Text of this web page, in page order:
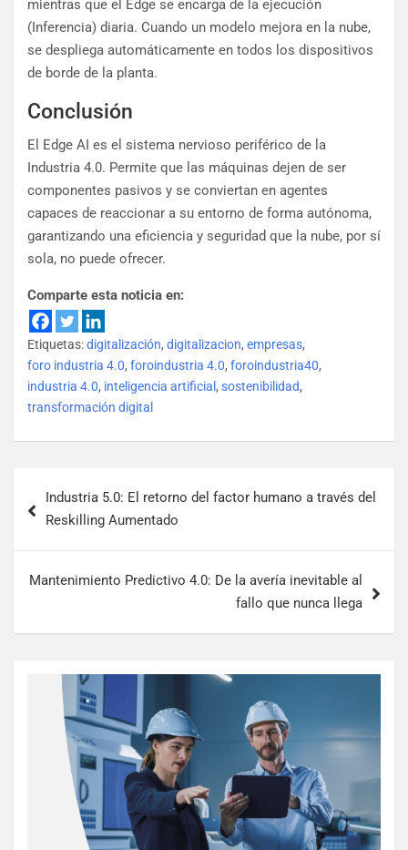
mientras que el Edge se encarga de la ejecución
(Inferencia) diaria. Cuando un modelo mejora en la nube,
se despliega automáticamente en todos los dispositivos
de borde de la planta.
Conclusión
El Edge AI es el sistema nervioso periférico de la
Industria 4.0. Permite que las máquinas dejen de ser
componentes pasivos y se conviertan en agentes
capaces de reaccionar a su entorno de forma autónoma,
garantizando una eficiencia y seguridad que la nube, por sí
sola, no puede ofrecer.
Comparte esta noticia en:
Etiquetas:digitalización, digitalizacion, empresas,
foro industria 4.0, foroindustria 4.0, foroindustria40,
industria 4.0, inteligencia artificial , sostenibilidad,
transformación digital
Industria 5.0: El retorno del factor humano a través del
Reskilling Aumentado
Mantenimiento Predictivo 4.0: De la avería inevitable al
fallo que nunca llega